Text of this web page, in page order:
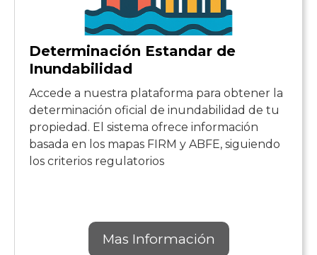
Determinación Estandar de
Inundabilidad
Accede a nuestra plataforma para obtener la
determinación oficial de inundabilidad de tu
propiedad. El sistema ofrece información
basada en los mapas FIRM y ABFE, siguiendo
los criterios regulatorios
Mas Información